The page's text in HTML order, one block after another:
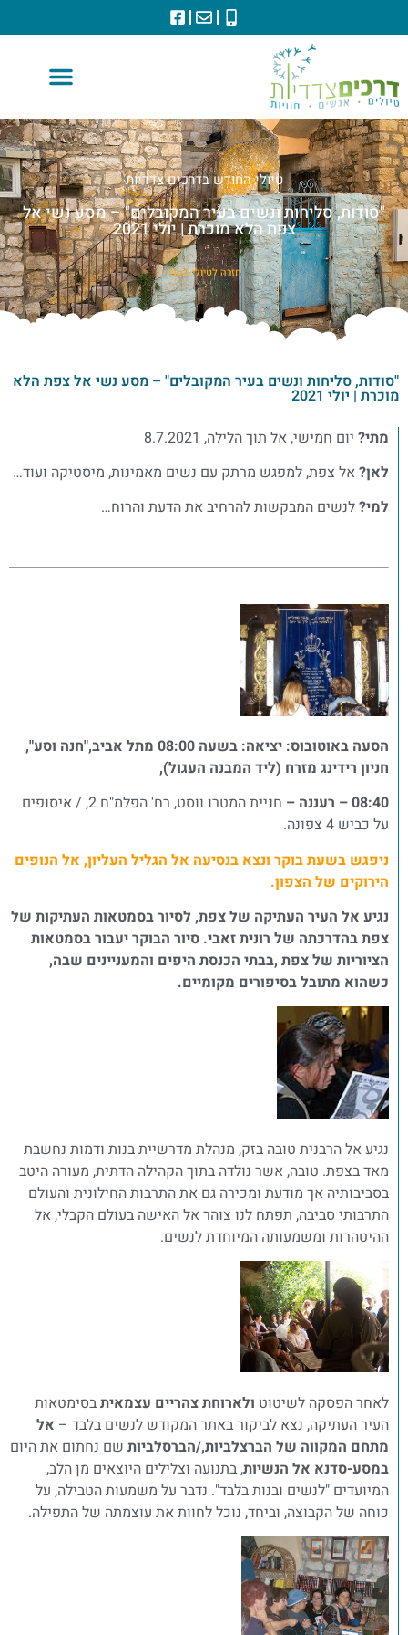
טיולי החודש בדרכים צדדיות
"סודות, סליחות ונשים בעיר המקובלים" – מסע נשי אל
צפת הלא מוכרת | יולי 2021
חזרה לטיולי העבר
"סודות, סליחות ונשים בעיר המקובלים" – מסע נשי אל צפת הלא
מוכרת | יולי 2021
מתי? יום חמישי, אל תוך הלילה, 8.7.2021
לאן?אל צפת, למפגש מרתק עם נשים מאמינות, מיסטיקה ועוד…
למי?לנשים המבקשות להרחיב את הדעת והרוח…
הסעה באוטובוס: יציאה: בשעה 08:00 מתל אביב,"חנה וסע",
חניון רידינג מזרח (ליד המבנה העגול),
08:40 – רעננה –
חניית המטרו ווסט, רח' הפלמ"ח 2, / איסופים
על כביש 4 צפונה.
ניפגש בשעת בוקר ונצא בנסיעה אל הגליל העליון, אל הנופים
הירוקים של הצפון.
נגיע אל העיר העתיקה של צפת, לסיור בסמטאות העתיקות של
צפת בהדרכתה של רונית זאבי. סיור הבוקר יעבור בסמטאות
הציוריות של צפת ,בבתי הכנסת היפים והמעניינים שבה,
כשהוא מתובל בסיפורים מקומיים.
נגיע אל הרבנית טובה בזק, מנהלת מדרשיית בנות ודמות נחשבת
מאד בצפת. טובה, אשר נולדה בתוך הקהילה הדתית, מעורה היטב
בסביבותיה אך מודעת ומכירה גם את התרבות החילונית והעולם
התרבותי סביבה, תפתח לנו צוהר אל האישה בעולם הקבלי, אל
ההיטהרות ומשמעותה המיוחדת לנשים.
לאחר הפסקה לשיטוט ולארוחת צהריים עצמאיתבסימטאות
העיר העתיקה, נצא לביקור באתר המקודש לנשים בלבד – אל
מתחם המקווה של הברצלביות,/הברסלביות שם נחתום את היום
במסע-סדנא אל הנשיות, בתנועה וצלילים היוצאים מן הלב,
המיועדים "לנשים ובנות בלבד". נדבר על משמעות הטבילה, על
כוחה של הקבוצה, וביחד, נוכל לחוות את עוצמתה של התפילה.